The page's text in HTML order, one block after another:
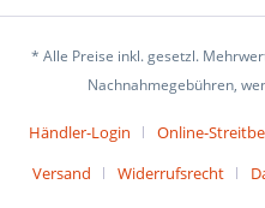
* Alle Preise inkl. gesetzl.
Nachnahmegebühren,
Händler-Login Online-
Versand
Widerrufsrecht